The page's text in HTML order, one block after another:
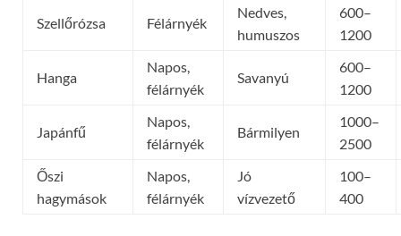
Szellőrózsa Félárnyék
Nedves,
humuszos
600–
1200
Hanga
Napos,
félárnyék
Savanyú
600–
1200
Japánfű
Napos,
félárnyék
Bármilyen
1000–
2500
Őszi
hagymások
Napos,
félárnyék
Jó
vízvezető
100–
400